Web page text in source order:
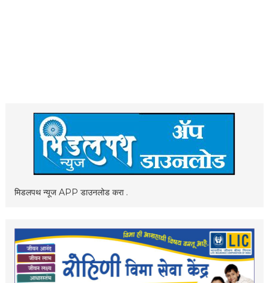
मिडलपथ न्यूज APP डाउनलोड करा .